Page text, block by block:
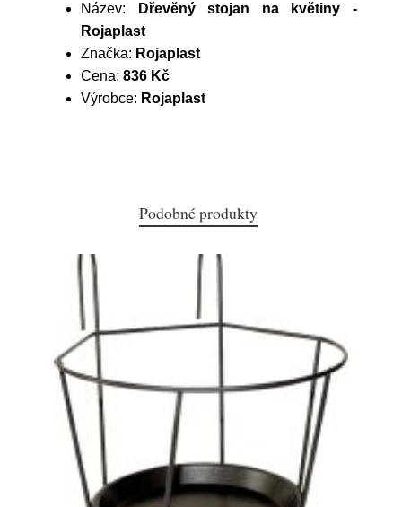
Název:
Dřevěný stojan na květiny -
Rojaplast
Značka: Rojaplast
Cena: 836 Kč
Výrobce: Rojaplast
Podobné produkty